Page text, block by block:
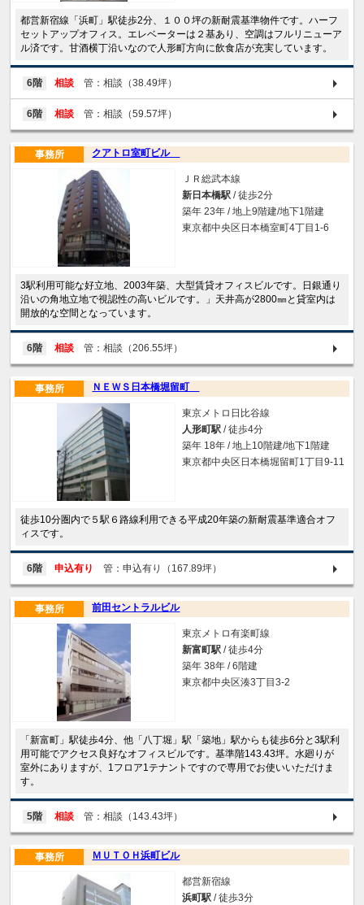
都営新宿線「浜町」駅徒歩2分、１００坪の新耐震基準物件です。ハーフ
セットアップオフィス。エレベーターは２基あり、空調はフルリニューア
ル済です。甘酒横丁沿いなので人形町方向に飲食店が充実しています。
6階 相談 管：相談（38.49坪）
6階 相談 管：相談（59.57坪）
クアトロ室町ビル
事務所
ＪＲ総武本線
新日本橋駅 / 徒歩2分
築年 23年 / 地上9階建/地下1階建
東京都中央区日本橋室町4丁目1-6
3駅利用可能な好立地、2003年築、大型賃貸オフィスビルです。日銀通り
沿いの角地立地で視認性の高いビルです。」天井高が2800㎜と貸室内は
開放的な空間となっています。
6階 相談 管：相談（206.55坪）
ＮＥＷＳ日本橋堀留町
事務所
東京メトロ日比谷線
人形町駅 / 徒歩4分
築年 18年 / 地上10階建/地下1階建
東京都中央区日本橋堀留町1丁目9-11
徒歩10分圏内で５駅６路線利用できる平成20年築の新耐震基準適合オフ
ィスです。
6階 申込有り 管：申込有り（167.89坪）
前田セントラルビル
事務所
東京メトロ有楽町線
新富町駅 / 徒歩4分
築年 38年 / 6階建
東京都中央区湊3丁目3-2
「新富町」駅徒歩4分、他「八丁堀」駅「築地」駅からも徒歩6分と3駅利
用可能でアクセス良好なオフィスビルです。基準階143.43坪。水廻りが
室外にありますが、1フロア1テナントですので専用でお使いいただけま
す。
5階 相談 管：相談（143.43坪）
ＭＵＴＯＨ浜町ビル
事務所
都営新宿線
浜町駅 / 徒歩3分